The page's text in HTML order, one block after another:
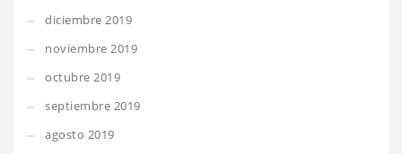
diciembre 2019
noviembre 2019
octubre 2019
septiembre 2019
agosto 2019